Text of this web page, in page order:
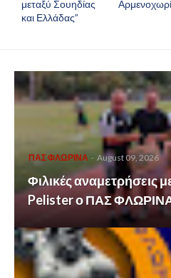
μεταξύ Σουηδίας
και Ελλάδας”
ΠΑΣ ΦΛΩΡΙΝΑ - August 09, 2026
Φιλικές αναμετρήσεις
Pelister ο ΠΑΣ